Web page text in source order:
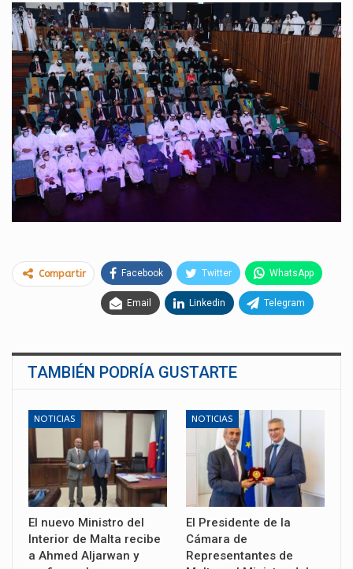
Compartir Facebook Twitter WhatsApp
Email Linkedin Telegram
TAMBIÉN PODRÍA GUSTARTE
NOTICIAS
El nuevo Ministro del
Interior de Malta recibe
a Ahmed Aljarwan y
NOTICIAS
El Presidente de la
Cámara de
Representantes de